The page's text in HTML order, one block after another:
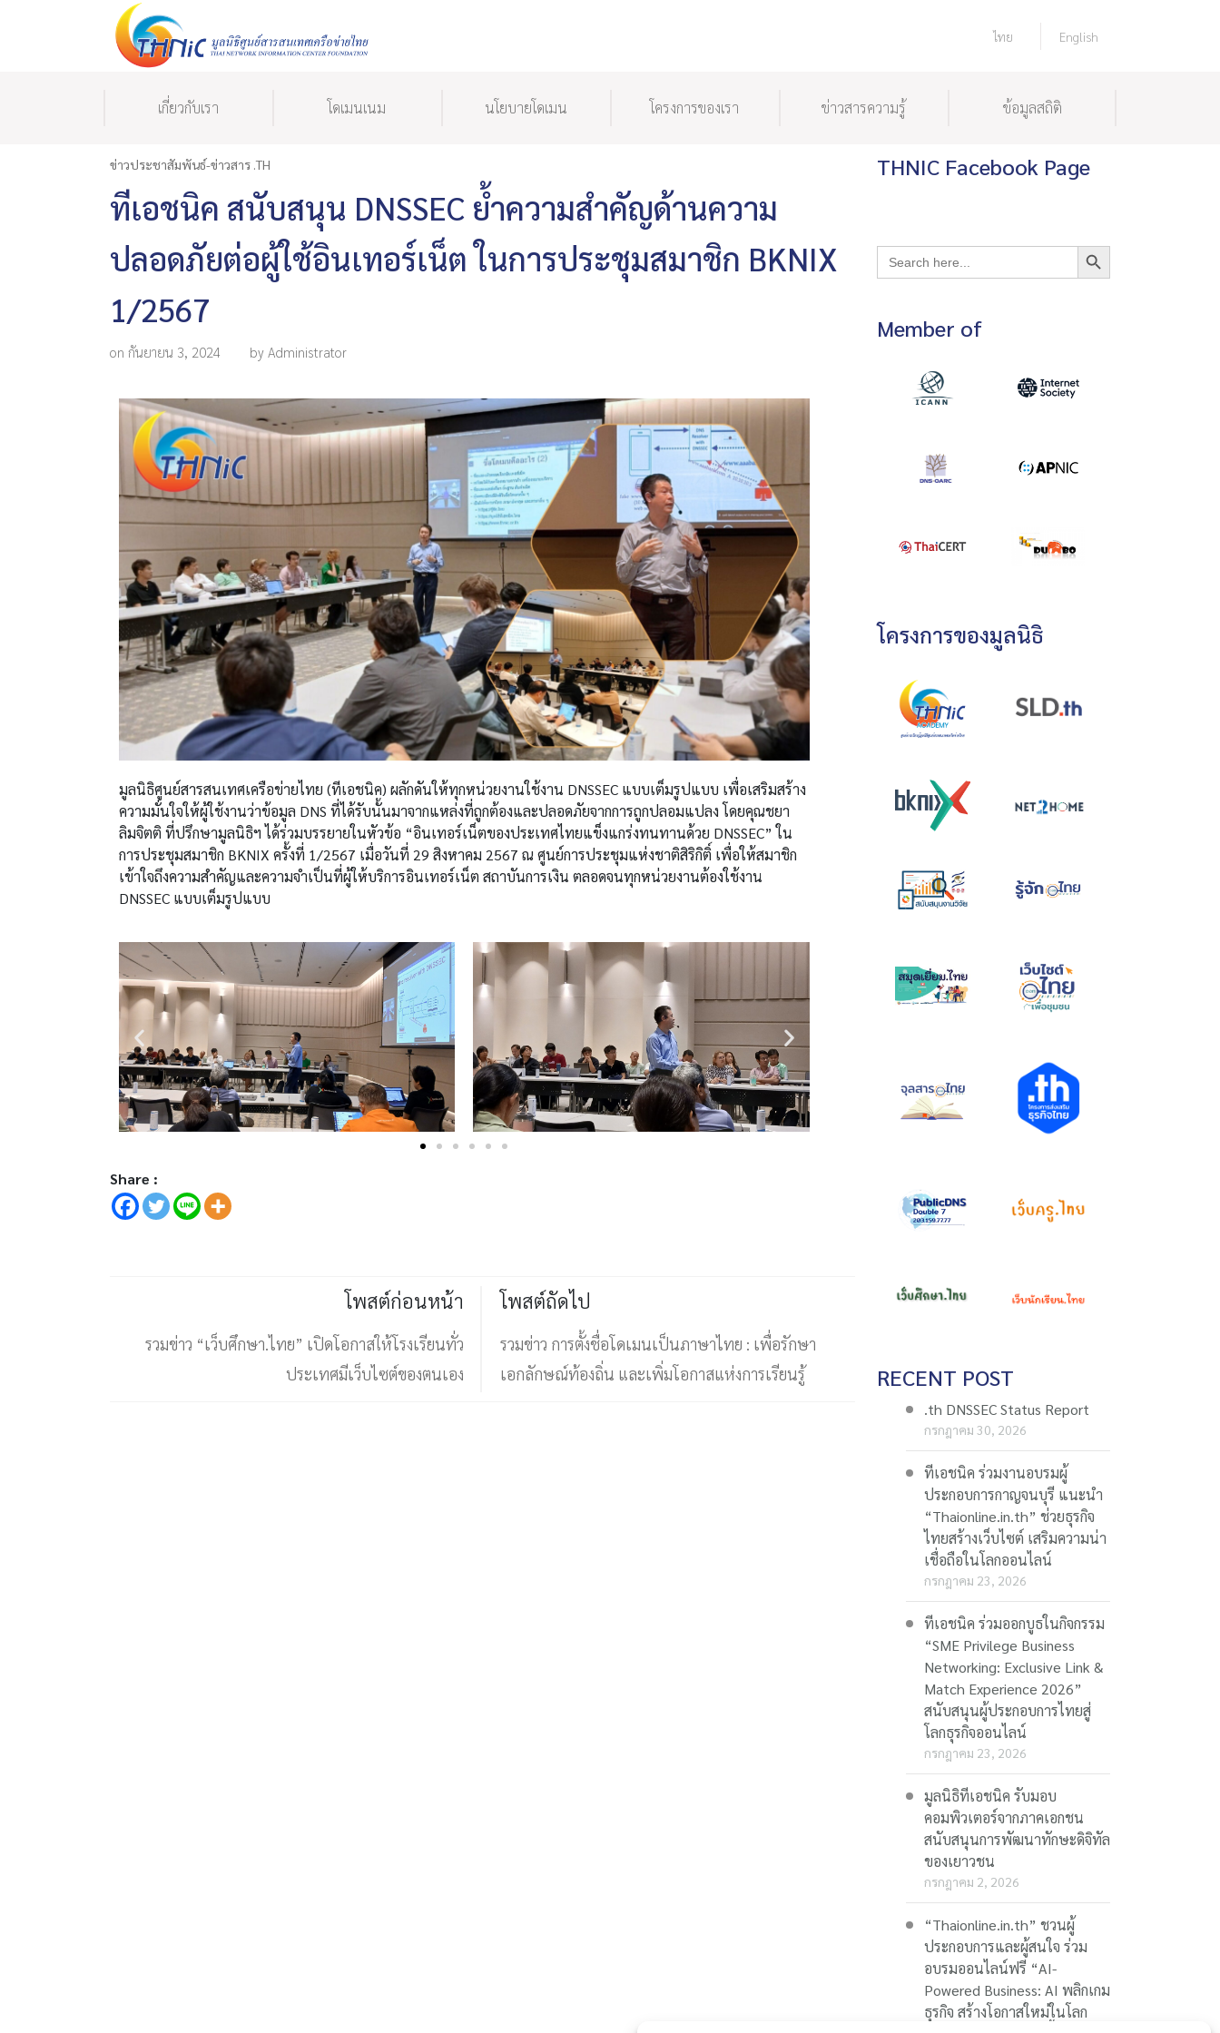
ไทย English
เกี่ยวกับเรา โดเมนเนม นโยบายโดเมน โครงการของเรา ข่าวสารความรู้ ข้อมูลสถิติ
ข่าวประชาสัมพันธ์-ข่าวสาร .TH
ทีเอชนิค สนับสนุน DNSSEC ย้ำความสำคัญด้านความ
ปลอดภัยต่อผู้ใช้อินเทอร์เน็ต ในการประชุมสมาชิก BKNIX
1/2567
on กันยายน 3, 2024 by Administrator
มูลนิธิศูนย์สารสนเทศเครือข่ายไทย (ทีเอชนิค) ผลักดันให้ทุกหน่วยงานใช้งาน DNSSEC แบบเต็มรูปแบบ เพื่อเสริมสร้าง
ความมั่นใจให้ผู้ใช้งานว่าข้อมูล DNS ที่ได้รับนั้นมาจากแหล่งที่ถูกต้องและปลอดภัยจากการถูกปลอมแปลง โดยคุณชยา
ลิมจิตติ ที่ปรึกษามูลนิธิฯ ได้ร่วมบรรยายในหัวข้อ “อินเทอร์เน็ตของประเทศไทยแข็งแกร่งทนทานด้วย DNSSEC” ใน
การประชุมสมาชิก BKNIX ครั้งที่ 1/2567 เมื่อวันที่ 29 สิงหาคม 2567 ณ ศูนย์การประชุมแห่งชาติสิริกิติ์ เพื่อให้สมาชิก
เข้าใจถึงความสำคัญและความจำเป็นที่ผู้ให้บริการอินเทอร์เน็ต สถาบันการเงิน ตลอดจนทุกหน่วยงานต้องใช้งาน
DNSSEC แบบเต็มรูปแบบ
Share :
โพสต์ก่อนหน้า
รวมข่าว “เว็บศึกษา.ไทย” เปิดโอกาสให้โรงเรียนทั่ว
ประเทศมีเว็บไซต์ของตนเอง
โพสต์ถัดไป
รวมข่าว การตั้งชื่อโดเมนเป็นภาษาไทย : เพื่อรักษา
เอกลักษณ์ท้องถิ่น และเพิ่มโอกาสแห่งการเรียนรู้
THNIC Facebook Page
Search
for:
Search Button
Member of
โครงการของมูลนิธิ
RECENT POST
.th DNSSEC Status Report
กรกฎาคม 30, 2026
ทีเอชนิค ร่วมงานอบรมผู้
ประกอบการกาญจนบุรี แนะนำ
“Thaionline.in.th” ช่วยธุรกิจ
ไทยสร้างเว็บไซต์ เสริมความน่า
เชื่อถือในโลกออนไลน์
กรกฎาคม 23, 2026
ทีเอชนิค ร่วมออกบูธในกิจกรรม
“SME Privilege Business
Networking: Exclusive Link &
Match Experience 2026”
สนับสนุนผู้ประกอบการไทยสู่
โลกธุรกิจออนไลน์
กรกฎาคม 23, 2026
มูลนิธิทีเอชนิค รับมอบ
คอมพิวเตอร์จากภาคเอกชน
สนับสนุนการพัฒนาทักษะดิจิทัล
ของเยาวชน
กรกฎาคม 2, 2026
“Thaionline.in.th” ชวนผู้
ประกอบการและผู้สนใจ ร่วม
อบรมออนไลน์ฟรี “AI-
Powered Business: AI พลิกเกม
ธุรกิจ สร้างโอกาสใหม่ในโลก